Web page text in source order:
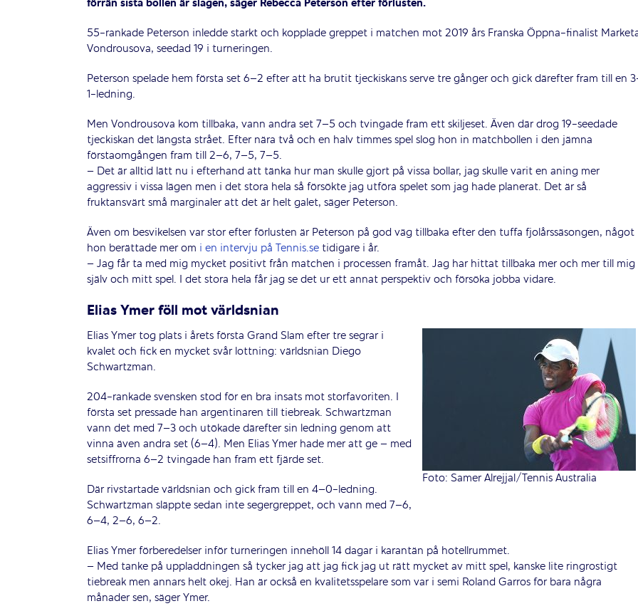
förrän sista bollen är slagen, säger Rebecca Peterson efter förlusten.
55-rankade Peterson inledde starkt och kopplade greppet i matchen mot 2019 års Franska Öppna-finalist
Vondrousova, seedad 19 i turneringen.
Peterson spelade hem första set 6–2 efter att ha brutit tjeckiskans serve tre gånger och gick därefter fram till en
1-ledning.
Men Vondrousova kom tillbaka, vann andra set 7–5 och tvingade fram ett skiljeset. Även där drog 19-seedade
tjeckiskan det längsta strået. Efter nära två och en halv timmes spel slog hon in matchbollen i den jämna
förstaomgången fram till 2–6, 7–5, 7–5.
– Det är alltid lätt nu i efterhand att tänka hur man skulle gjort på vissa bollar, jag skulle varit en aning mer
aggressiv i vissa lägen men i det stora hela så försökte jag utföra spelet som jag hade planerat. Det är så
fruktansvärt små marginaler att det är helt galet, säger Peterson.
Även om besvikelsen var stor efter förlusten är Peterson på god väg tillbaka efter den tuffa fjolårssäsongen, något
hon berättade mer om i en intervju på Tennis.setidigare i år.
– Jag får ta med mig mycket positivt från matchen i processen framåt. Jag har hittat tillbaka mer och mer till mig
själv och mitt spel. I det stora hela får jag se det ur ett annat perspektiv och försöka jobba vidare.
Elias Ymer föll mot världsnian
Foto: Samer Alrejjal/Tennis Australia
Elias Ymer tog plats i årets första Grand Slam efter tre segrar i
kvalet och fick en mycket svår lottning: världsnian Diego
Schwartzman.
204-rankade svensken stod för en bra insats mot storfavoriten. I
första set pressade han argentinaren till tiebreak. Schwartzman
vann det med 7–3 och utökade därefter sin ledning genom att
vinna även andra set (6–4). Men Elias Ymer hade mer att ge – med
setsiffrorna 6–2 tvingade han fram ett fjärde set.
Där rivstartade världsnian och gick fram till en 4–0-ledning.
Schwartzman släppte sedan inte segergreppet, och vann med 7–6,
6–4, 2–6, 6–2.
Elias Ymer förberedelser inför turneringen innehöll 14 dagar i karantän på hotellrummet.
– Med tanke på uppladdningen så tycker jag att jag fick jag ut rätt mycket av mitt spel, kanske lite ringrostigt
tiebreak men annars helt okej. Han är också en kvalitetsspelare som var i semi Roland Garros för bara några
månader sen, säger Ymer.